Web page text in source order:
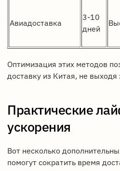
Авиадоставка
3-10
дней
Оптимизация этих методов
доставку из Китая, не
Практические
ускорения
Вот несколько
помогут сократить время